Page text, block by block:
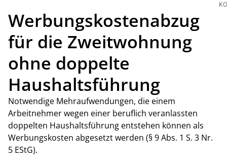
Werbungskostenabzug
für die Zweitwohnung
ohne doppelte
Haushaltsführung
Notwendige Mehraufwendungen, die einem
Arbeitnehmer wegen einer beruflich veranlassten
doppelten Haushaltsführung entstehen können als
Werbungskosten abgesetzt werden (§ 9 Abs. 1 S. 3 Nr.
5 EStG).